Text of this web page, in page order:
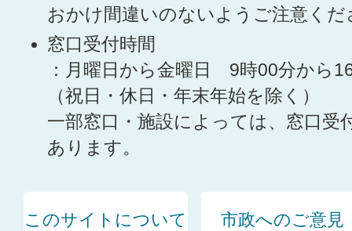
おかけ間違いのないようご注意くだ
窓口受付時間
：月曜日から金曜日 9時00分から
（祝日・休日・年末年始を除く）
一部窓口・施設によっては、窓口受
あります。
このサイトについて 市政へのご意見